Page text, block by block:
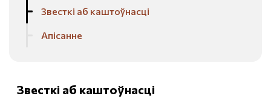
Звесткі аб каштоўнасці
Апісанне
Звесткі аб каштоўнасці